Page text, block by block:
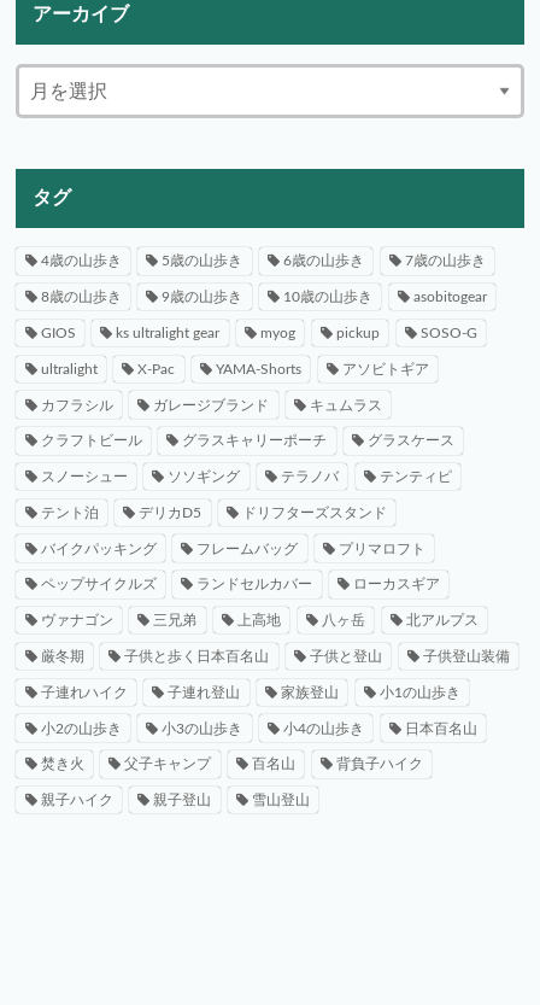
アーカイブ
タグ
4歳の山歩き 5歳の山歩き 6歳の山歩き 7歳の山歩き
8歳の山歩き 9歳の山歩き 10歳の山歩き asobitogear
GIOS ks ultralight gear myog pickup SOSO-G
ultralight X-Pac YAMA-Shorts アソビトギア
カフラシル ガレージブランド キュムラス
クラフトビール グラスキャリーポーチ グラスケース
スノーシュー ソソギング テラノバ テンティピ
テント泊 デリカD5 ドリフターズスタンド
バイクパッキング フレームバッグ プリマロフト
ペップサイクルズ ランドセルカバー ローカスギア
ヴァナゴン 三兄弟 上高地 八ヶ岳 北アルプス
厳冬期 子供と歩く日本百名山 子供と登山 子供登山装備
子連れハイク 子連れ登山 家族登山 小1の山歩き
小2の山歩き 小3の山歩き 小4の山歩き 日本百名山
焚き火 父子キャンプ 百名山 背負子ハイク
親子ハイク 親子登山 雪山登山